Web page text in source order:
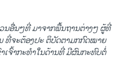
ນອື່ນໆທີ່ ມາຈາກພື້ນຖານຕ່າງໆ ຜູ້ທີ່
ທີ່ຈະຕ້ອງປະ ຕິບັດຕາມກກົດໝາຍ
ຈົ້າກະທໍາໃນດ້ານທີ່ ມີຜົນກະທົບຕໍ່